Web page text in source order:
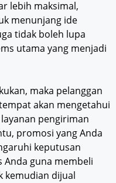
lebih maksimal,
menunjang ide
tidak boleh lupa
utama yang menjadi
maka pelanggan
akan mengetahui
pengiriman
promosi yang Anda
keputusan
guna membeli
kemudian dijual